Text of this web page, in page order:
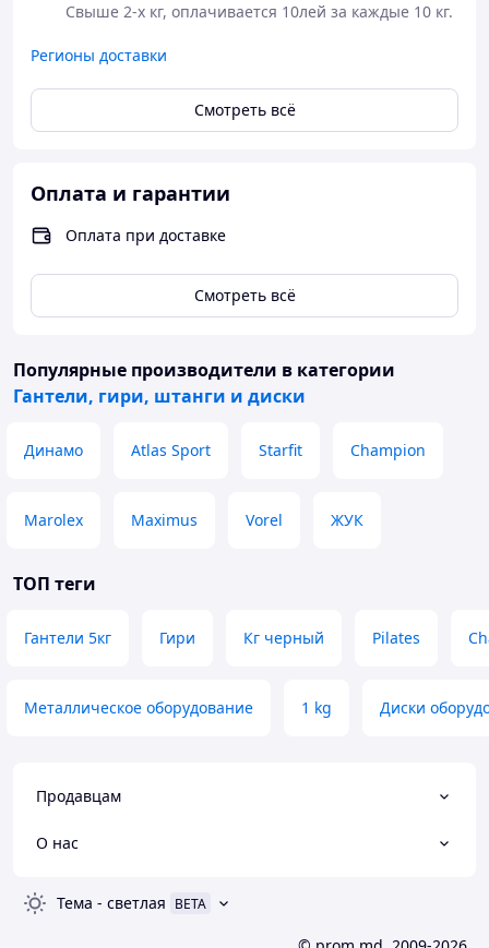
Свыше 2-х кг, оплачивается 10лей за каждые 10 кг.
Регионы доставки
Смотреть всё
Оплата и гарантии
Оплата при доставке
Смотреть всё
Популярные производители в категории
Гантели, гири, штанги и диски
Динамо Atlas Sport Starfit Champion
Marolex Maximus Vorel ЖУК
ТОП теги
Гантели 5кг Гири Кг черный Pilates
Металлическое оборудование 1 kg Диски
Продавцам
О нас
Тема - светлая BETA